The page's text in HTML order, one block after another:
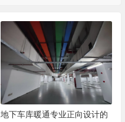
地下车库暖通专业正向设计的